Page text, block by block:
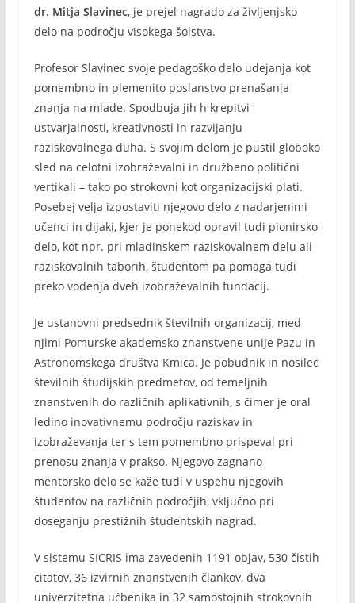
dr. Mitja Slavinec, je prejel nagrado za življenjsko
delo na področju visokega šolstva.
Profesor Slavinec svoje pedagoško delo udejanja kot
pomembno in plemenito poslanstvo prenašanja
znanja na mlade. Spodbuja jih h krepitvi
ustvarjalnosti, kreativnosti in razvijanju
raziskovalnega duha. S svojim delom je pustil globoko
sled na celotni izobraževalni in družbeno politični
vertikali – tako po strokovni kot organizacijski plati.
Posebej velja izpostaviti njegovo delo z nadarjenimi
učenci in dijaki, kjer je ponekod opravil tudi pionirsko
delo, kot npr. pri mladinskem raziskovalnem delu ali
raziskovalnih taborih, študentom pa pomaga tudi
preko vodenja dveh izobraževalnih fundacij.
Je ustanovni predsednik številnih organizacij, med
njimi Pomurske akademsko znanstvene unije Pazu in
Astronomskega društva Kmica. Je pobudnik in nosilec
številnih študijskih predmetov, od temeljnih
znanstvenih do različnih aplikativnih, s čimer je oral
ledino inovativnemu področju raziskav in
izobraževanja ter s tem pomembno prispeval pri
prenosu znanja v prakso. Njegovo zagnano
mentorsko delo se kaže tudi v uspehu njegovih
študentov na različnih področjih, vključno pri
doseganju prestižnih študentskih nagrad.
V sistemu SICRIS ima zavedenih 1191 objav, 530 čistih
citatov, 36 izvirnih znanstvenih člankov, dva
univerzitetna učbenika in 32 samostojnih strokovnih